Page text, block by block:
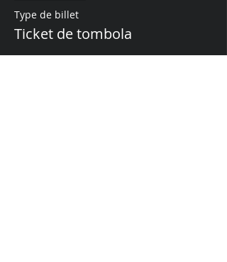
Type de billet
Ticket de tombola